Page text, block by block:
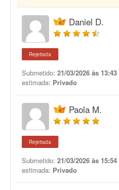
Daniel D.
Rejeitada
Submetido: 21/03/2026 às 13:43
estimada: Privado
Paola M.
Rejeitada
Submetido: 21/03/2026 às 15:54
estimada: Privado